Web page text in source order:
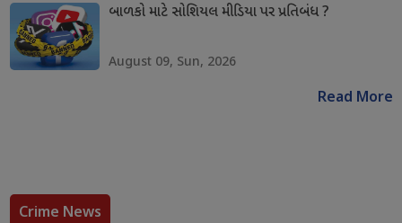
બાળકો માટે સોશિયલ મીડિયા પર પ્રતિબંધ ?
August 09, Sun, 2026
Read More
Crime News